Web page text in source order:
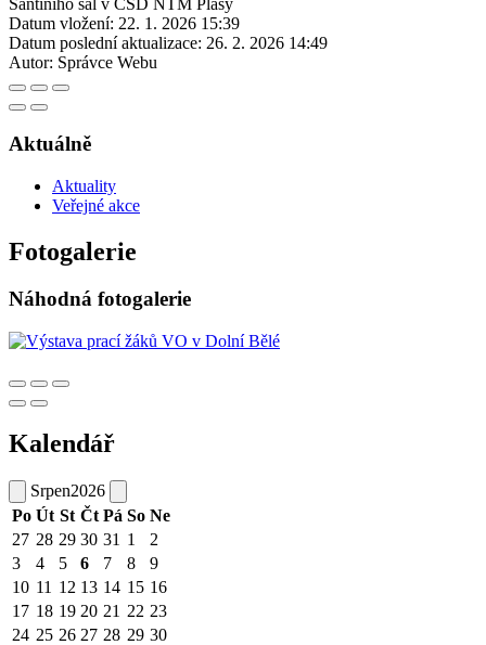
Santiniho sál v CSD NTM Plasy
Datum vložení: 22. 1. 2026 15:39
Datum poslední aktualizace: 26. 2. 2026 14:49
Autor: Správce Webu
Aktuálně
Aktuality
Veřejné akce
Fotogalerie
Náhodná fotogalerie
Kalendář
Srpen2026
Po Út St Čt Pá So Ne
27 28 29 30 31 1
2
3
4 5 6 7 8
9
10 11 12 13 14 15 16
17 18 19 20 21 22 23
24 25 26 27 28 29 30